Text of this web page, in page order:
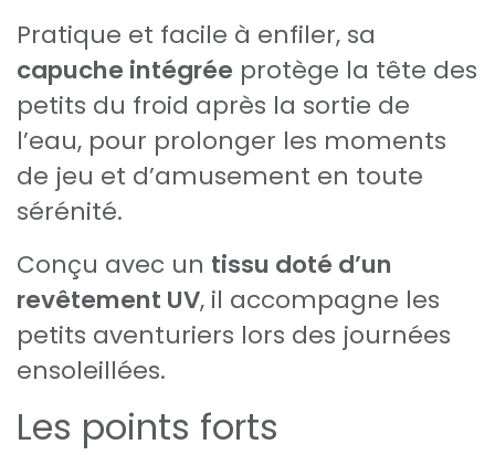
Pratique et facile à enfiler, sa
capuche intégrée protège la tête des
petits du froid après la sortie de
l’eau, pour prolonger les moments
de jeu et d’amusement en toute
sérénité.
Conçu avec un tissu doté d’un
revêtement UV, il accompagne les
petits aventuriers lors des journées
ensoleillées.
Les points forts